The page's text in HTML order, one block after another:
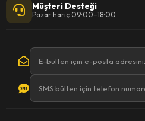
Müşteri Desteği
Pazar hariç 09:00–18:00